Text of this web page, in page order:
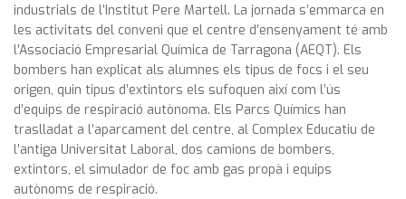
industrials de l’Institut Pere Martell. La jornada s’emmarca en
les activitats del conveni que el centre d’ensenyament té amb
l’Associació Empresarial Química de Tarragona (AEQT). Els
bombers han explicat als alumnes els tipus de focs i el seu
origen, quin tipus d’extintors els sufoquen així com l’ús
d’equips de respiració autònoma. Els Parcs Químics han
traslladat a l’aparcament del centre, al Complex Educatiu de
l’antiga Universitat Laboral, dos camions de bombers,
extintors, el simulador de foc amb gas propà i equips
autònoms de respiració.